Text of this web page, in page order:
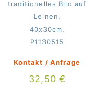
traditionelles Bild auf
Leinen,
40x30cm,
P1130515
Kontakt / Anfrage
32,50 €